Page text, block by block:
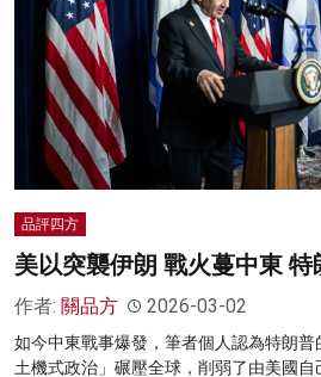
品評四方
美以突襲伊朗 戰火蔓中東
作者: 關品方 2026-03-02
如今中東戰事爆發，筆者個人認為特朗
土機式政治」碾壓全球，削弱了由美國